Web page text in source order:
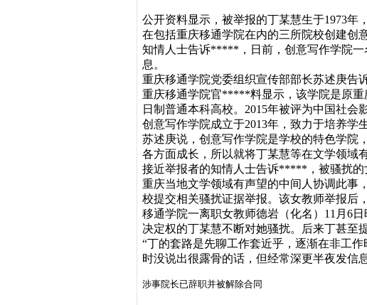
公开资料显示，被举报的丁某慧生于1973年
在包括重庆移通学院在内的三所院校创建创
知情人士告诉*****，日前，创意写作学院
息。
重庆移通学院党委组织宣传部部长苏述庚告
重庆移通学院官*****料显示，该学院是原重
日制普通本科高校。2015年被评为中国社会
创意写作学院成立于2013年，致力于培养学
苏述庚说，创意写作学院是学校的特色学院
各方面成长，所以就将丁某慧等在文学领域
接近举报者的知情人士告诉*****，被骚扰的
重庆当地文学领域有声望的中间人协调此事
校提交相关骚扰证据举报。该女教师举报后
移通学院一离职女教师德岩（化名）11月6
决定权的丁某慧不断对她骚扰。后来丁甚至
“丁的套路是先聊工作套近乎，逐渐在非工
时没说出很露骨的话，但经常深更半夜发信
涉事院长已辞职并被解除合同